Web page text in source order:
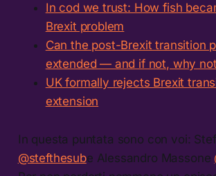
In cod we trust: How fish
Brexit problem
Can the post-Brexit transition
extended — and if not, why
UK formally rejects Brexit
extension
In questa puntata sono con voi:
@stefthesube Alessandro Massone